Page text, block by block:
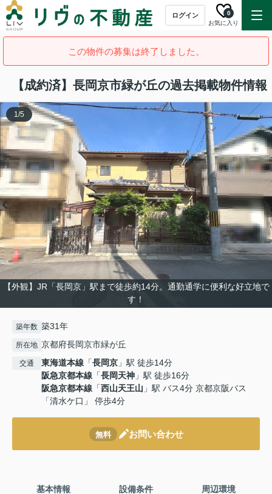
ログイン
お気に入り
0
この物件の募集は終了しました。
【成約済】長岡京市緑が丘の過去掲載物件情報
【外観】JR「長岡京」駅まで徒歩約14分。通勤通学に便利な好立地で
す！
1/5
築年数 築31年
所在地 京都府長岡京市緑が丘
交通 東海道本線 「長岡京 」駅 徒歩14分
阪急京都本線 「長岡天神 」駅 徒歩16分
阪急京都本線 「西山天王山 」駅 バス4分 京都京阪バス
「清水ケ口」 停歩4分
無料 お問い合わせ
基本情報 設備条件 周辺環境